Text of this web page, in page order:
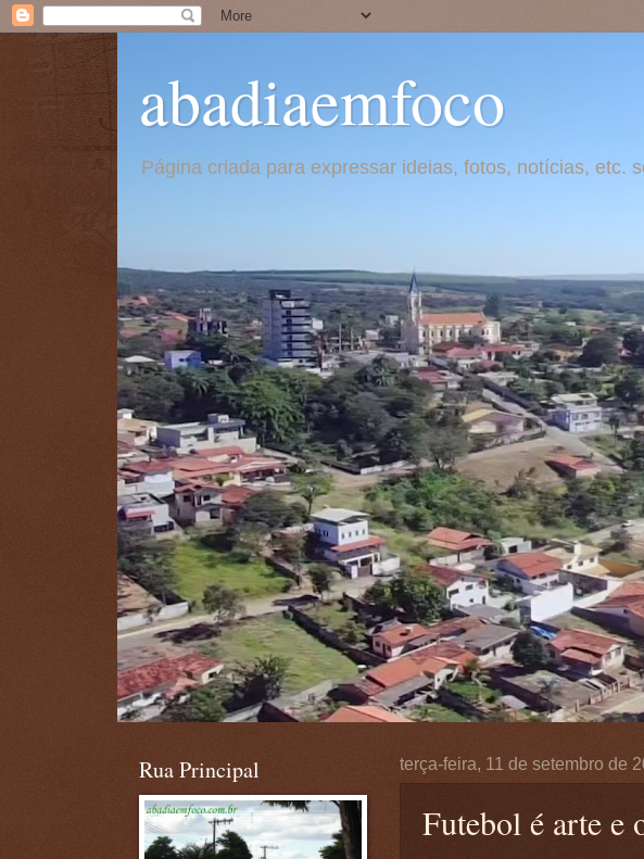
abadiaemfoco
Página criada para expressar ideias, fotos, notícias, etc.
terça-feira, 11 de setembro de
Futebol é arte e
Rua Principal